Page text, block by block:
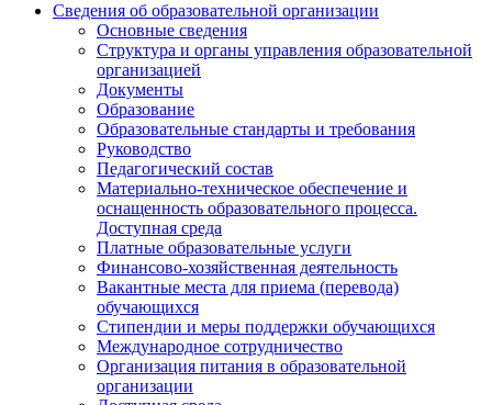
Сведения об образовательной организации
Основные сведения
Структура и органы управления образовательной
организацией
Документы
Образование
Образовательные стандарты и требования
Руководство
Педагогический состав
Материально-техническое обеспечение и
оснащенность образовательного процесса.
Доступная среда
Платные образовательные услуги
Финансово-хозяйственная деятельность
Вакантные места для приема (перевода)
обучающихся
Стипендии и меры поддержки обучающихся
Международное сотрудничество
Организация питания в образовательной
организации